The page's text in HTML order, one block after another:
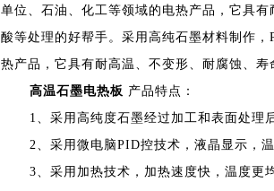
单位、石油、化工等领域的电热产品，它具
酸等处理的好帮手。采用高纯石墨材料制作
热产品，它具有耐高温、不变形、耐腐蚀、
高温石墨电热板 产品特点：
1、采用高纯度石墨经过加工和表面处理
2、采用微电脑PID控技术，液晶显示，
3、采用加热技术，加热速度快，温度更